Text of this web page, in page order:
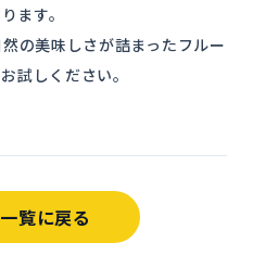
ます。
の美味しさが詰まったフルー
試しください。
覧に戻る